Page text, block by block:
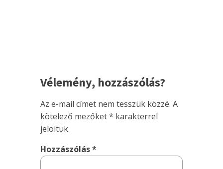
Vélemény, hozzászólás?
Az e-mail címet nem tesszük közzé. A
kötelező mezőket* karakterrel
jelöltük
Hozzászólás*